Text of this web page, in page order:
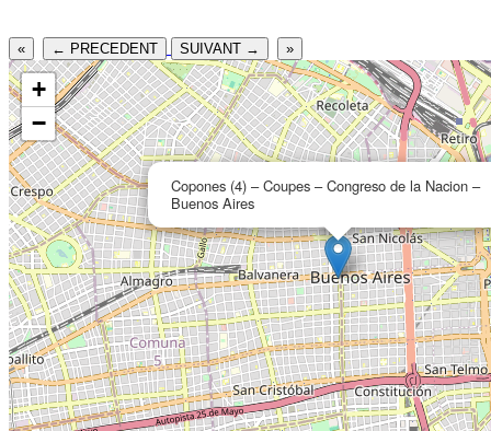
« ← PRECEDENT SUIVANT → »
Copones (4) – Coupes – Congreso de la Nacion –
Buenos Aires
+
−